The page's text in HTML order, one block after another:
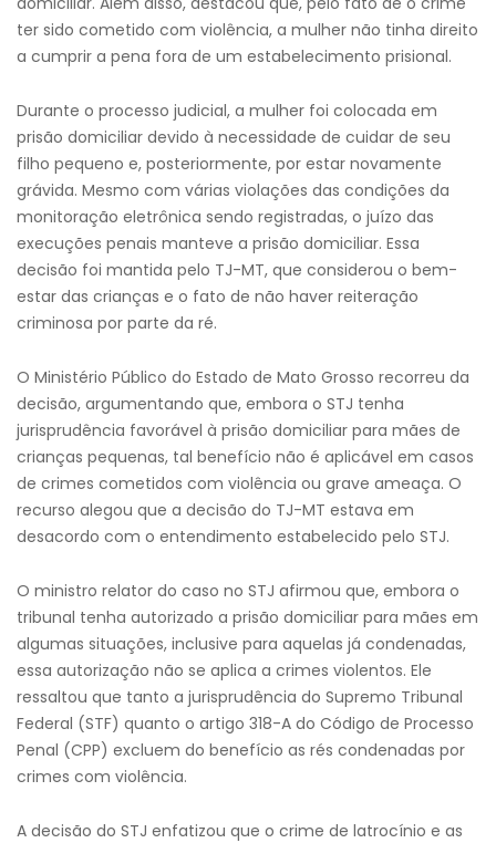
ter sido cometido com violência, a mulher não tinha direito
a cumprir a pena fora de um estabelecimento prisional.
Durante o processo judicial, a mulher foi colocada em
prisão domiciliar devido à necessidade de cuidar de seu
filho pequeno e, posteriormente, por estar novamente
grávida. Mesmo com várias violações das condições da
monitoração eletrônica sendo registradas, o juízo das
execuções penais manteve a prisão domiciliar. Essa
decisão foi mantida pelo TJ-MT, que considerou o bem-
estar das crianças e o fato de não haver reiteração
criminosa por parte da ré.
O Ministério Público do Estado de Mato Grosso recorreu da
decisão, argumentando que, embora o STJ tenha
jurisprudência favorável à prisão domiciliar para mães de
crianças pequenas, tal benefício não é aplicável em casos
de crimes cometidos com violência ou grave ameaça. O
recurso alegou que a decisão do TJ-MT estava em
desacordo com o entendimento estabelecido pelo STJ.
O ministro relator do caso no STJ afirmou que, embora o
tribunal tenha autorizado a prisão domiciliar para mães em
algumas situações, inclusive para aquelas já condenadas,
essa autorização não se aplica a crimes violentos. Ele
ressaltou que tanto a jurisprudência do Supremo Tribunal
Federal (STF) quanto o artigo 318-A do Código de Processo
Penal (CPP) excluem do benefício as rés condenadas por
crimes com violência.
A decisão do STJ enfatizou que o crime de latrocínio e as